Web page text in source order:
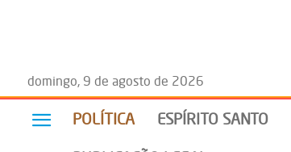
domingo, 9 de agosto de 2026
POLÍTICA ESPÍRITO SANTO